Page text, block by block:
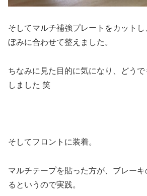
そしてマルチ補強プレートをカットし
ぼみに合わせて整えました。
ちなみに見た目的に気になり、どう
しました 笑
そしてフロントに装着。
マルチテープを貼った方が、ブレー
るというので実践。